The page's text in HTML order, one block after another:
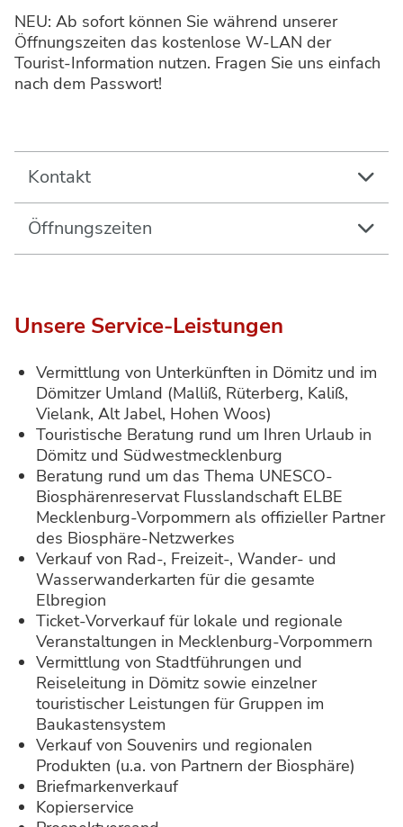
NEU: Ab sofort können Sie während unserer
Öffnungszeiten das kostenlose W-LAN der
Tourist-Information nutzen. Fragen Sie uns einfach
nach dem Passwort!
Kontakt
Öffnungszeiten
Unsere Service-Leistungen
Vermittlung von Unterkünften in Dömitz und im
Dömitzer Umland (Malliß, Rüterberg, Kaliß,
Vielank, Alt Jabel, Hohen Woos)
Touristische Beratung rund um Ihren Urlaub in
Dömitz und Südwestmecklenburg
Beratung rund um das Thema UNESCO-
Biosphärenreservat Flusslandschaft ELBE
Mecklenburg-Vorpommern als offizieller Partner
des Biosphäre-Netzwerkes
Verkauf von Rad-, Freizeit-, Wander- und
Wasserwanderkarten für die gesamte
Elbregion
Ticket-Vorverkauf für lokale und regionale
Veranstaltungen in Mecklenburg-Vorpommern
Vermittlung von Stadtführungen und
Reiseleitung in Dömitz sowie einzelner
touristischer Leistungen für Gruppen im
Baukastensystem
Verkauf von Souvenirs und regionalen
Produkten (u.a. von Partnern der Biosphäre)
Briefmarkenverkauf
Kopierservice